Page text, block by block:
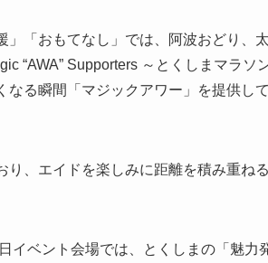
」「おもてなし」では、阿波おどり、
“AWA” Supporters ～とくしまマラソ
る瞬間「マジックアワー」を提供し
り、エイドを楽しみに距離を積み重ね
イベント会場では、とくしまの「魅力